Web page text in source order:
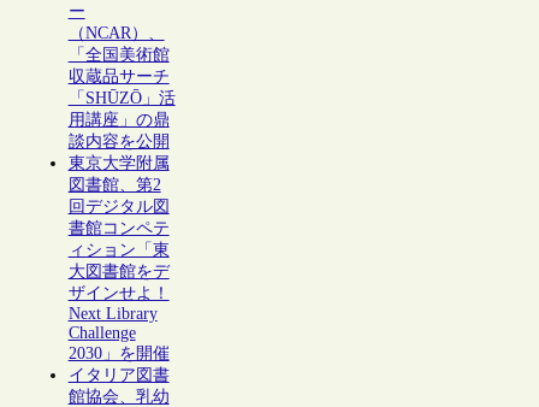
ー
（NCAR）、
「全国美術館
収蔵品サーチ
「SHŪZŌ」活
用講座」の鼎
談内容を公開
東京大学附属
図書館、第2
回デジタル図
書館コンペテ
ィション「東
大図書館をデ
ザインせよ！
Next Library
Challenge
2030」を開催
イタリア図書
館協会、乳幼